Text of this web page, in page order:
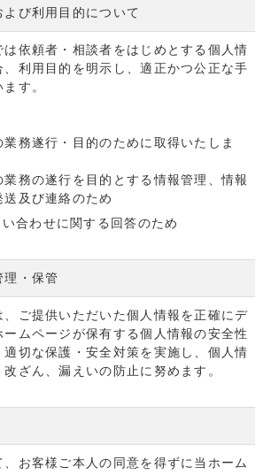
び利用目的について
は依頼者・相談者をはじめとする個人情
利用目的を明示し、適正かつ公正な手
す。
務遂行・目的のために取得いたしま
務の遂行を目的とする情報管理、情報
及び連絡のため
合わせに関する回答のため
・保管
、ご提供いただいた個人情報を正確にデ
ームページが保有する個人情報の安全性
適切な保護・安全対策を実施し、個人情
ざん、漏えいの防止に努めます。
お客様ご本人の同意を得ずに当ホーム